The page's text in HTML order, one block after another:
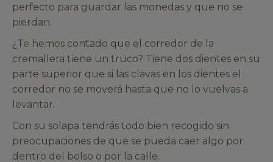
perfecto para guardar las monedas y que no se
pierdan.
¿Te hemos contado que el corredor de la
cremallera tiene un truco? Tiene dos dientes en su
parte superior que si las clavas en los dientes el
corredor no se moverá hasta que no lo vuelvas a
levantar.
Con su solapa tendrás todo bien recogido sin
preocupaciones de que se pueda caer algo por
dentro del bolso o por la calle.